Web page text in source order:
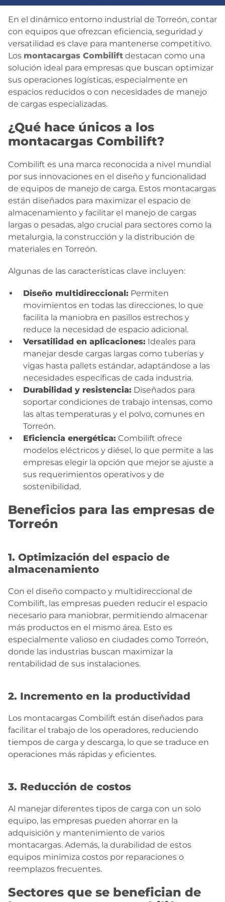
BLOG
CONTACTO
En el dinámico entorno industrial de Torreón, contar
con equipos que ofrezcan eficiencia, seguridad y
versatilidad es clave para mantenerse competitivo.
Los montacargas Combilift destacan como una
solución ideal para empresas que buscan optimizar
sus operaciones logísticas, especialmente en
espacios reducidos o con necesidades de manejo
de cargas especializadas.
¿Qué hace únicos a los
montacargas Combilift?
Combilift es una marca reconocida a nivel mundial
por sus innovaciones en el diseño y funcionalidad
de equipos de manejo de carga. Estos montacargas
están diseñados para maximizar el espacio de
almacenamiento y facilitar el manejo de cargas
largas o pesadas, algo crucial para sectores como la
metalurgia, la construcción y la distribución de
materiales en Torreón.
Algunas de las características clave incluyen:
Diseño multidireccional: Permiten
movimientos en todas las direcciones, lo que
facilita la maniobra en pasillos estrechos y
reduce la necesidad de espacio adicional.
Versatilidad en aplicaciones: Ideales para
manejar desde cargas largas como tuberías y
vigas hasta pallets estándar, adaptándose a las
necesidades específicas de cada industria.
Durabilidad y resistencia: Diseñados para
soportar condiciones de trabajo intensas, como
las altas temperaturas y el polvo, comunes en
Torreón.
Eficiencia energética: Combilift ofrece
modelos eléctricos y diésel, lo que permite a las
empresas elegir la opción que mejor se ajuste a
sus requerimientos operativos y de
sostenibilidad.
Beneficios para las empresas de
Torreón
1. Optimización del espacio de
almacenamiento
Con el diseño compacto y multidireccional de
Combilift, las empresas pueden reducir el espacio
necesario para maniobrar, permitiendo almacenar
más productos en el mismo área. Esto es
especialmente valioso en ciudades como Torreón,
donde las industrias buscan maximizar la
rentabilidad de sus instalaciones.
2. Incremento en la productividad
Los montacargas Combilift están diseñados para
facilitar el trabajo de los operadores, reduciendo
tiempos de carga y descarga, lo que se traduce en
operaciones más rápidas y eficientes.
3. Reducción de costos
Al manejar diferentes tipos de carga con un solo
equipo, las empresas pueden ahorrar en la
adquisición y mantenimiento de varios
montacargas. Además, la durabilidad de estos
equipos minimiza costos por reparaciones o
reemplazos frecuentes.
Sectores que se benefician de